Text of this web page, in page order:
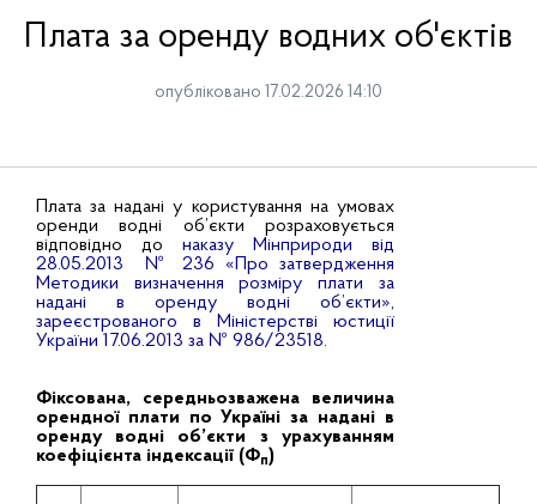
Плата за оренду водних об'єктів
опубліковано 17.02.2026 14:10
Плата за надані у користування на умовах
оренди водні об’єкти розраховується
відповідно до наказу Мінприроди від
28.05.2013 № 236 «Про затвердження
Методики визначення розміру плати за
надані в оренду водні об’єкти»,
зареєстрованого в Міністерстві юстиції
України 17.06.2013 за № 986/23518.
Фіксована, середньозважена величина
орендної плати по Україні за надані в
оренду водні об’єкти з урахуванням
коефіцієнта індексації (Фп)